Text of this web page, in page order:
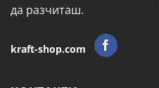
да разчиташ.
kraft-shop.com